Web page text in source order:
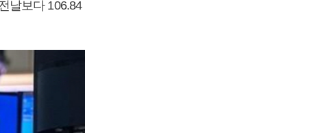
날보다 106.84